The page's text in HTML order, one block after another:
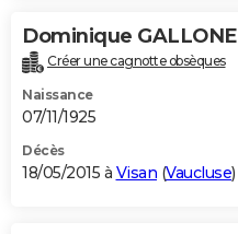
Dominique GALLONE
Créer une cagnotte obsèques
Naissance
07/11/1925
Décès
18/05/2015 à Visan (Vaucluse)